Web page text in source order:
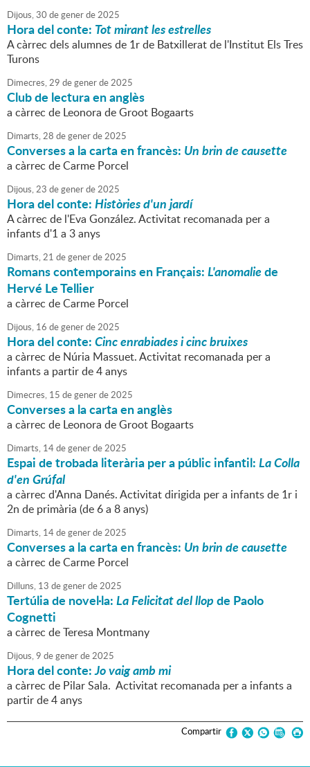
Dijous,30 degenerde2025
Hora del conte: Tot mirant les estrelles
A càrrec dels alumnes de 1r de Batxillerat de l'Institut Els Tres
Turons
Dimecres,29 degenerde2025
Club de lectura en anglès
a càrrec de Leonora de Groot Bogaarts
Dimarts,28 degenerde2025
Converses a la carta en francès: Un brin de causette
a càrrec de Carme Porcel
Dijous,23 degenerde2025
Hora del conte:Històries d'un jardí
A càrrec de l'Eva González. Activitat recomanada per a
infants d'1 a 3 anys
Dimarts,21 degenerde2025
Romans contemporains en Français:L'anomaliede
Hervé Le Tellier
a càrrec de Carme Porcel
Dijous, 16 degenerde2025
Hora del conte:Cinc enrabiades i cinc bruixes
a càrrec de Núria Massuet. Activitat recomanada per a
infants a partir de 4 anys
Dimecres, 15 degenerde2025
Converses a la carta en anglès
a càrrec de Leonora de Groot Bogaarts
Dimarts, 14degenerde2025
Espai de trobada literària per a públic infantil:La Colla
d'en Grúfal
a càrrec d'Anna Danés. Activitat dirigida per a infants de 1r i
2n de primària (de 6 a 8 anys)
Dimarts, 14degenerde2025
Converses a la carta en francès: Un brin de causette
a càrrec de Carme Porcel
Dilluns, 13 degenerde2025
Tertúlia de novel·la:La Felicitat del llopde Paolo
Cognetti
a càrrec de Teresa Montmany
Dijous,9 degenerde2025
Hora del conte:Jo vaig amb mi
a càrrec de Pilar Sala. Activitat recomanada per a infants a
partir de 4 anys
Compartir